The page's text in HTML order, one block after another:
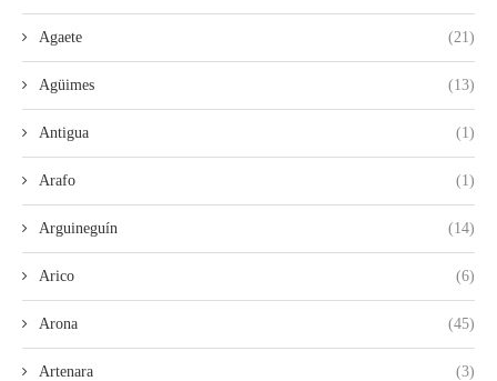
Agaete (21)
Agüimes (13)
Antigua (1)
Arafo (1)
Arguineguín (14)
Arico (6)
Arona (45)
Artenara (3)